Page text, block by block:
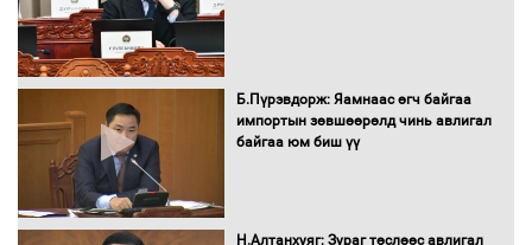
Б.Пүрэвдорж: Яамнаас өгч байгаа
импортын зөвшөөрөлд чинь авлигал
байгаа юм биш үү
Н.Алтанхуяг: Зураг төслөөс авлигал